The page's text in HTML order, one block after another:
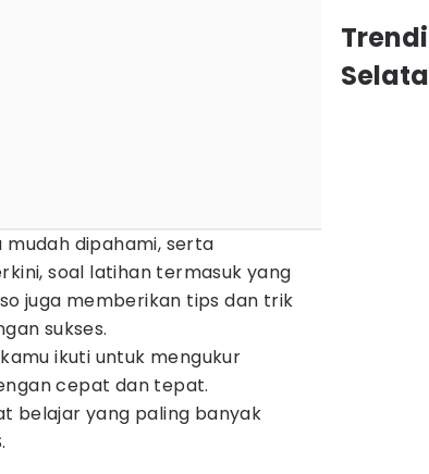
mudah dipahami, serta
soal latihan termasuk yang
juga memberikan tips dan trik
sukses.
ikuti untuk mengukur
cepat dan tepat.
belajar yang paling banyak